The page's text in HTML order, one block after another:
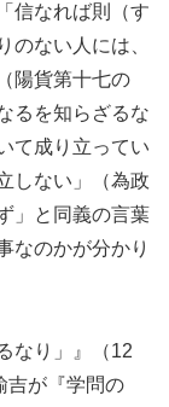
「信なれば則（す
ない人には、
陽貨第十七の
るを知らざるな
て成り立ってい
しない」（為政
」と同義の言葉
なのかが分かり
なり」』（12
吉が『学問の